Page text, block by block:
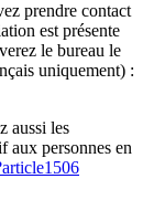
prendre contact
est présente
le bureau le
uniquement) :
aussi les
aux personnes en